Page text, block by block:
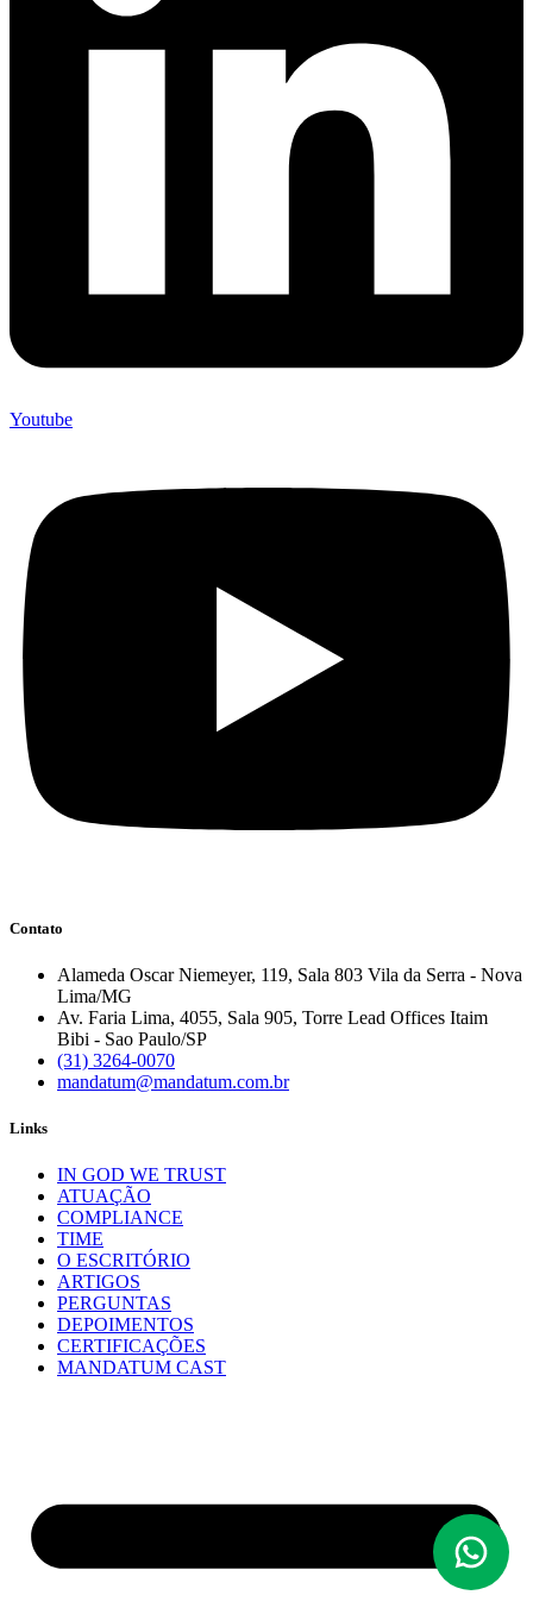
Youtube
Contato
Alameda Oscar Niemeyer, 119, Sala 803 Vila da Serra - Nova
Lima/MG
Av. Faria Lima, 4055, Sala 905, Torre Lead Offices Itaim
Bibi - Sao Paulo/SP
(31) 3264-0070
mandatum@mandatum.com.br
Links
IN GOD WE TRUST
ATUAÇÃO
COMPLIANCE
TIME
O ESCRITÓRIO
ARTIGOS
PERGUNTAS
DEPOIMENTOS
CERTIFICAÇÕES
MANDATUM CAST